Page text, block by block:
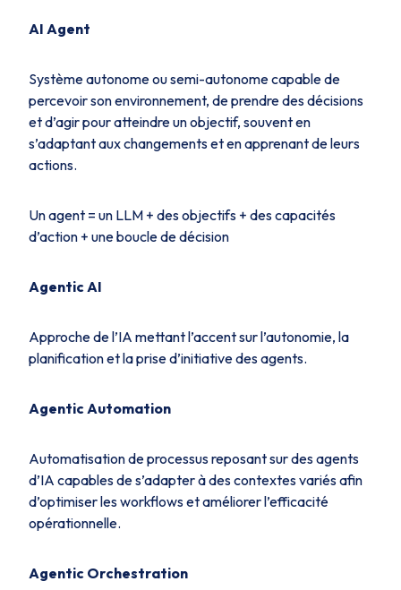
AI Agent
Système autonome ou semi-autonome capable de
percevoir son environnement, de prendre des décisions
et d’agir pour atteindre un objectif, souvent en
s’adaptant aux changements et en apprenant de leurs
actions.
Un agent = un LLM + des objectifs + des capacités
d’action + une boucle de décision
Agentic AI
Approche de l’IA mettant l’accent sur l’autonomie, la
planification et la prise d’initiative des agents.
Agentic Automation
Automatisation de processus reposant sur des agents
d’IA capables de s’adapter à des contextes variés afin
d’optimiser les workflows et améliorer l’efficacité
opérationnelle.
Agentic Orchestration